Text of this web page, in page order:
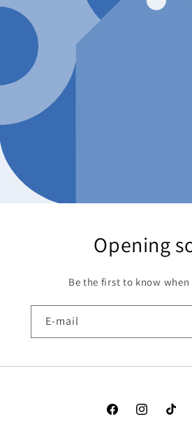
Opening
Be the first to know
E-mail
FacebookInstagramTikTok